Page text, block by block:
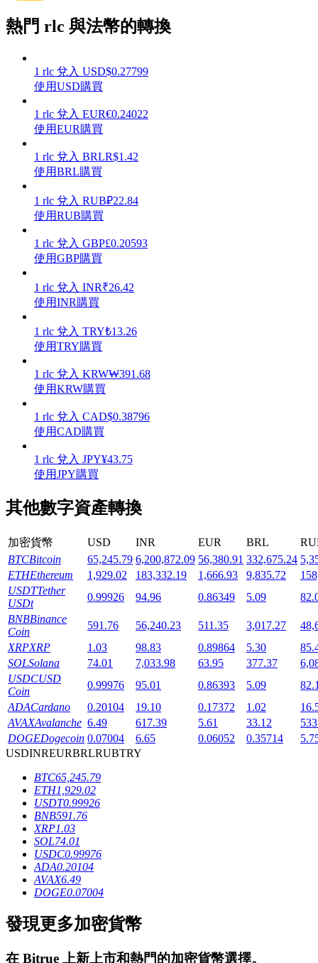
使您的資產穩定增值
一鍵質押鎖定高收益
Launchpool
活期質押獲得熱門資產
鎖倉BTR
輕鬆獲得多重福利
借貸寶
借貸數字貨幣，及時且安全的服務
熱門 rlc 與法幣的轉換
1 rlc 兌入 USD$0.27799
使用USD購買
1 rlc 兌入 EUR€0.24022
使用EUR購買
1 rlc 兌入 BRLR$1.42
使用BRL購買
1 rlc 兌入 RUB₽22.84
使用RUB購買
1 rlc 兌入 GBP£0.20593
使用GBP購買
1 rlc 兌入 INR₹26.42
使用INR購買
1 rlc 兌入 TRY₺13.26
使用TRY購買
1 rlc 兌入 KRW₩391.68
使用KRW購買
1 rlc 兌入 CAD$0.38796
使用CAD購買
1 rlc 兌入 JPY¥43.75
使用JPY購買
其他數字資產轉換
加密貨幣 USD INR EUR BRL
BTCBitcoin 65,245.79 6,200,872.09 56,380.91 332,675.24
ETHEthereum 1,929.02 183,332.19 1,666.93 9,835.72
USDTTether
USDt
0.99926 94.96 0.86349 5.09
BNBBinance
Coin
591.76 56,240.23 511.35 3,017.27
XRPXRP 1.03 98.83 0.89864 5.30
SOLSolana 74.01 7,033.98 63.95 377.37
USDCUSD
Coin
0.99976 95.01 0.86393 5.09
ADACardano 0.20104 19.10 0.17372 1.02
AVAXAvalanche 6.49 617.39 5.61 33.12
DOGEDogecoin 0.07004 6.65 0.06052 0.35714
USDINREURBRLRUBTRY
BTC65,245.79
ETH1,929.02
USDT0.99926
BNB591.76
XRP1.03
SOL74.01
USDC0.99976
ADA0.20104
AVAX6.49
DOGE0.07004
發現更多加密貨幣
在 Bitrue 上新上市和熱門的加密貨幣選擇。